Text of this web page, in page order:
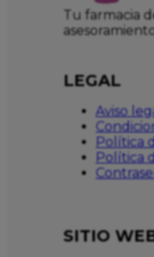
Tu farmacia
LEGAL
Aviso
Política
Política
SITIO